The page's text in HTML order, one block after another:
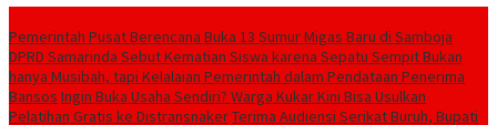
Pemerintah Pusat Berencana Buka 13 Sumur Migas Baru di Samboja
DPRD Samarinda Sebut Kematian Siswa karena Sepatu Sempit Bukan
hanya Musibah, tapi Kelalaian Pemerintah dalam Pendataan Penerima
Bansos Ingin Buka Usaha Sendiri? Warga Kukar Kini Bisa Usulkan
Pelatihan Gratis ke DistransnakerTerima Audiensi Serikat Buruh, Bupati